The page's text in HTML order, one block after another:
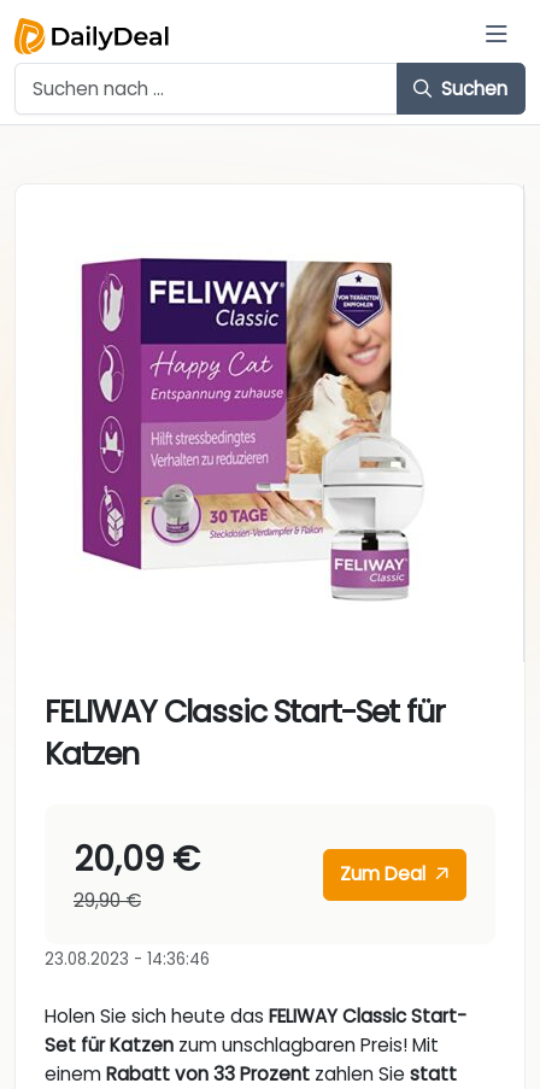
Suchen
FELIWAY Classic Start-Set für
Katzen
20,09 €
29,90 €
Zum Deal
23.08.2023 - 14:36:46
Holen Sie sich heute das FELIWAY Classic Start-
Set für Katzen zum unschlagbaren Preis! Mit
einemRabatt von 33 Prozent zahlen Sie statt